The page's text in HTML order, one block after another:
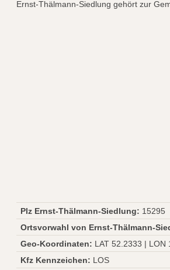
Ernst-Thälmann-Siedlung gehört zur
Plz Ernst-Thälmann-Siedlung: 15295
Ortsvorwahl von Ernst-Thälmann-
Geo-Koordinaten: LAT 52.2333 | LON
Kfz Kennzeichen: LOS